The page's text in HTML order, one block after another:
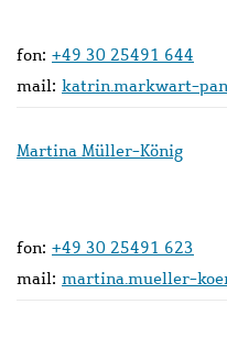
fon: +49 30 25491 644
mail: katrin.markwart-
Martina Müller-König
fon: +49 30 25491 623
mail: martina.mueller-